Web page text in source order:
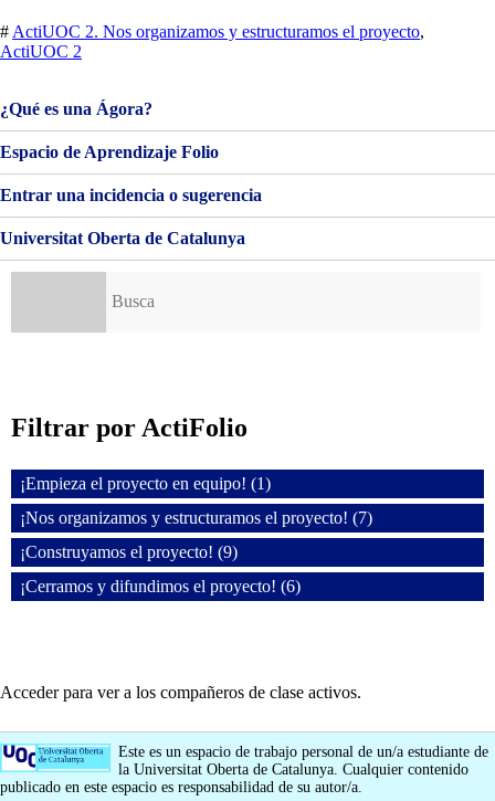
EN
PINTEREST!
# ActiUOC 2. Nos organizamos y estructuramos el proyecto,
ActiUOC 2
¿Qué es una Ágora?
Espacio de Aprendizaje Folio
Entrar una incidencia o sugerencia
Universitat Oberta de Catalunya
Filtrar por ActiFolio
¡Empieza el proyecto en equipo! (1)
¡Nos organizamos y estructuramos el proyecto! (7)
¡Construyamos el proyecto! (9)
¡Cerramos y difundimos el proyecto! (6)
Acceder para ver a los compañeros de clase activos.
Este es un espacio de trabajo personal de un/a estudiante de
la Universitat Oberta de Catalunya. Cualquier contenido
publicado en este espacio es responsabilidad de su autor/a.